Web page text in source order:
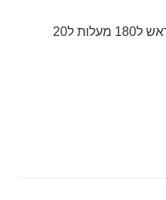
מכניסים לתנור שחומם מראש ל180 מעלות ל20